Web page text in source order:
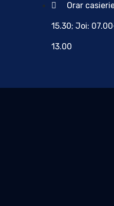
Orar
15.30; Joi:
13.00